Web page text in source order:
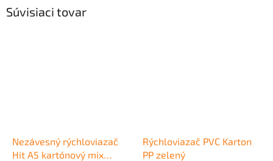
Súvisiaci tovar
Nezávesný rýchloviazač
Hit A5 kartónový mix
Rýchloviazač PVC Karton
PP zelený